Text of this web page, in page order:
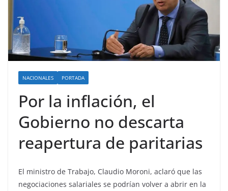
NACIONALES PORTADA
Por la inflación, el
Gobierno no descarta
reapertura de paritarias
El ministro de Trabajo, Claudio Moroni, aclaró que las
negociaciones salariales se podrían volver a abrir en la